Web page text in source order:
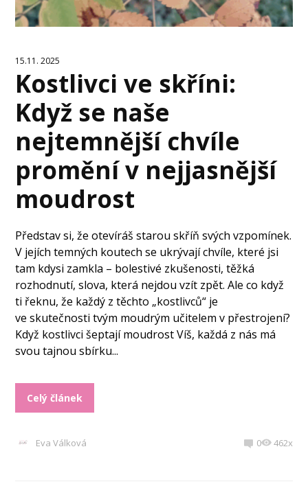
15.11. 2025
Kostlivci ve skříni:
Když se naše
nejtemnější chvíle
promění v nejjasnější
moudrost
Představ si, že otevíráš starou skříň svých vzpomínek.
V jejích temných koutech se ukrývají chvíle, které jsi
tam kdysi zamkla – bolestivé zkušenosti, těžká
rozhodnutí, slova, která nejdou vzít zpět. Ale co když
ti řeknu, že každý z těchto „kostlivců“ je
ve skutečnosti tvým moudrým učitelem v přestrojení?
Když kostlivci šeptají moudrost Víš, každá z nás má
svou tajnou sbírku...
Celý článek
Eva Válková 0 462x